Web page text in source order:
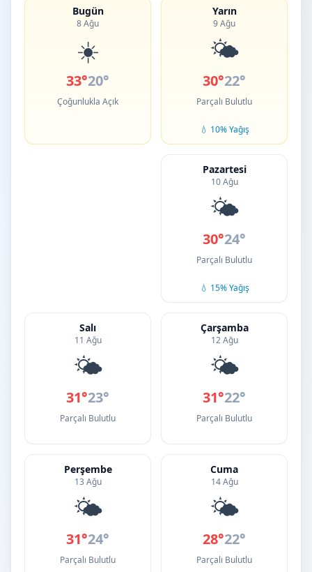
Bugün
8 Ağu
☀️
33°20°
Çoğunlukla Açık
Yarın
9 Ağu
🌤️
30°22°
Parçalı Bulutlu
💧 10% Yağış
Pazartesi
10 Ağu
🌤️
30°24°
Parçalı Bulutlu
💧 15% Yağış
Salı
11 Ağu
🌤️
31°23°
Parçalı Bulutlu
Çarşamba
12 Ağu
🌤️
31°22°
Parçalı Bulutlu
Perşembe
13 Ağu
🌤️
31°24°
Parçalı Bulutlu
Cuma
14 Ağu
🌤️
28°22°
Parçalı Bulutlu